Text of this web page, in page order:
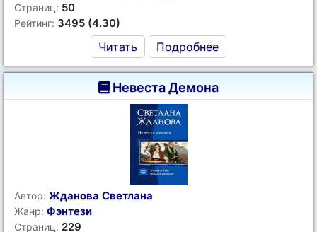
Страниц: 50
Рейтинг: 3495 (4.30)
Читать Подробнее
Невеста Демона
Автор: Жданова Светлана
Жанр: Фэнтези
Страниц: 229